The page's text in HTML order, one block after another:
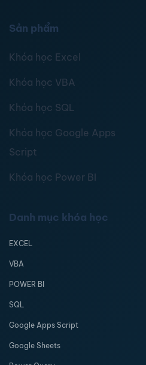
Sản phẩm
Khóa học Excel
Khóa học VBA
Khóa học SQL
Khóa học Google Apps
Script
Khóa học Power BI
Danh mục khóa học
EXCEL
VBA
POWER BI
SQL
Google Apps Script
Google Sheets